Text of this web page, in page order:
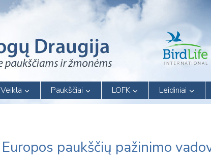
Veikla Paukščiai LOFK Leidiniai
Europos paukščių pažinimo